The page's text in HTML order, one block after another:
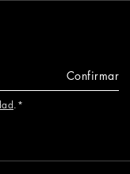
Confirmar
.